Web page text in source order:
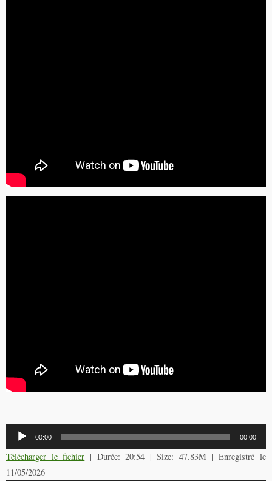
Lecteur
audio
00:00 00:00
Télécharger le fichier | Durée: 20:54 | Size: 47.83M | Enregistré le
11/05/2026